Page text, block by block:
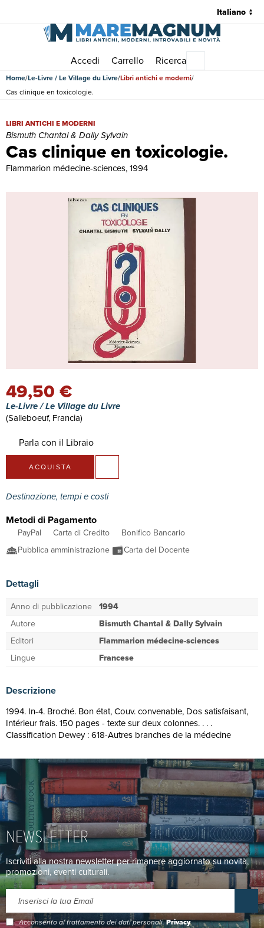
Accedi Carrello Ricerca
Home Le-Livre / Le Village du Livre Libri antichi e moderni
Cas clinique en toxicologie.
Cas clinique en toxicologie.
Cas clinique en toxicologie. | Libri antichi e moderni | Bismuth
LIBRI ANTICHI E MODERNI
Bismuth Chantal & Dally Sylvain
Flammarion médecine-sciences, 1994
49,50 €
Le-Livre / Le Village du Livre
(Salleboeuf, Francia)
Parla con il Libraio
ACQUISTA
Destinazione, tempi e costi
Metodi di Pagamento
PayPal Carta di Credito
Bonifico Bancario
Pubblica amministrazione
Carta del Docente
Dettagli
Anno di pubblicazione 1994
Autore
Bismuth Chantal & Dally Sylvain
Editori
Flammarion médecine-sciences
Lingue
Francese
Descrizione
1994. In-4. Broché. Bon état, Couv. convenable, Dos satisfaisant,
Intérieur frais. 150 pages - texte sur deux colonnes. . . .
Classification Dewey : 618-Autres branches de la médecine
NEWSLETTER
Iscriviti alla nostra newsletter per rimanere aggiornato su novità,
promozioni, eventi culturali.
Acconsento al trattamento dei dati personali.Privacy